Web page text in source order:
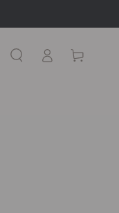
Accesso Carello